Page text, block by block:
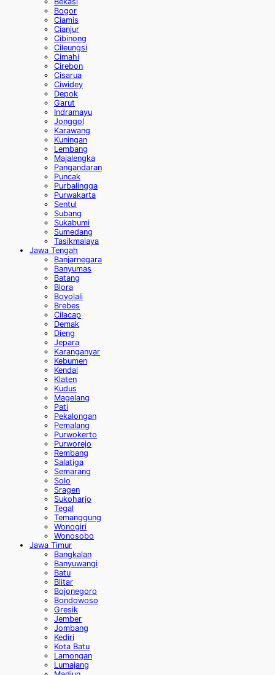
Bogor
Ciamis
Cianjur
Cibinong
Cileungsi
Cimahi
Cirebon
Cisarua
Ciwidey
Depok
Garut
Indramayu
Jonggol
Karawang
Kuningan
Lembang
Majalengka
Pangandaran
Puncak
Purbalingga
Purwakarta
Sentul
Subang
Sukabumi
Sumedang
Tasikmalaya
Jawa Tengah
Banjarnegara
Banyumas
Batang
Blora
Boyolali
Brebes
Cilacap
Demak
Dieng
Jepara
Karanganyar
Kebumen
Kendal
Klaten
Kudus
Magelang
Pati
Pekalongan
Pemalang
Purwokerto
Purworejo
Rembang
Salatiga
Semarang
Solo
Sragen
Sukoharjo
Tegal
Temanggung
Wonogiri
Wonosobo
Jawa Timur
Bangkalan
Banyuwangi
Batu
Blitar
Bojonegoro
Bondowoso
Gresik
Jember
Jombang
Kediri
Kota Batu
Lamongan
Lumajang